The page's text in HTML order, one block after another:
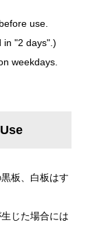
use.
in "2 days".)
weekdays.
板、白板はす
じた場合には